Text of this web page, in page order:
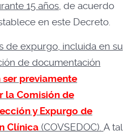
15 años, de acuerdo
en este Decreto.
de expurgo, incluida en su
de documentación
ser previamente
la Comisión de
y Expurgo de
Clínica (COVSEDOC). A tal